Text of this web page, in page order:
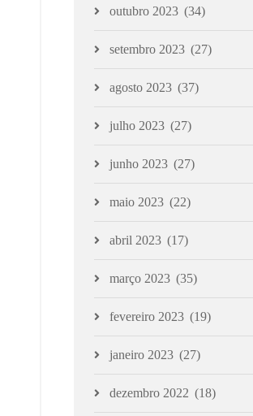
outubro 2023 (34)
setembro 2023 (27)
agosto 2023 (37)
julho 2023 (27)
junho 2023 (27)
maio 2023 (22)
abril 2023 (17)
março 2023 (35)
fevereiro 2023 (19)
janeiro 2023 (27)
dezembro 2022 (18)